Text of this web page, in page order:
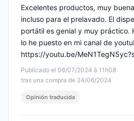
Publicado el 06/07/2024 à 11h08
tras una compra de 24/06/2024
Excelentes productos, muy
incluso para el prelavado. El
portátil es genial y muy práctico.
lo he puesto en mi canal de
https://youtu.be/
Opinión traducida